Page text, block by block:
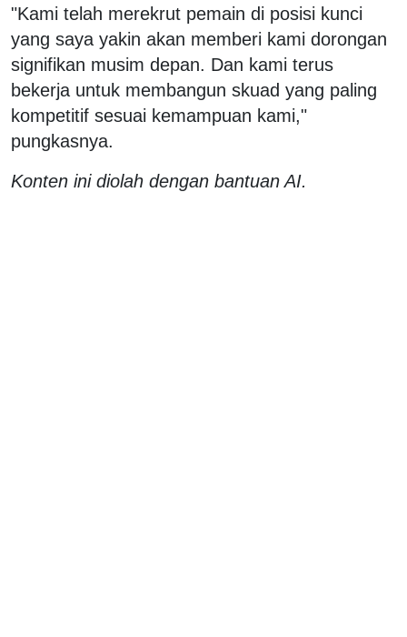
"Kami telah merekrut pemain di posisi kunci
yang saya yakin akan memberi kami dorongan
signifikan musim depan. Dan kami terus
bekerja untuk membangun skuad yang paling
kompetitif sesuai kemampuan kami,"
pungkasnya.
Konten ini diolah dengan bantuan AI.